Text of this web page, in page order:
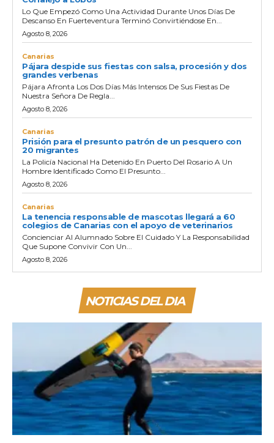
Lo Que Empezó Como Una Actividad Durante Unos Días De
Descanso En Fuerteventura Terminó Convirtiéndose En...
Agosto 8, 2026
Canarias
Pájara despide sus fiestas con salsa, procesión y dos
grandes verbenas
Pájara Afronta Los Dos Días Más Intensos De Sus Fiestas De
Nuestra Señora De Regla...
Agosto 8, 2026
Canarias
Prisión para el presunto patrón de un pesquero con
20 migrantes
La Policía Nacional Ha Detenido En Puerto Del Rosario A Un
Hombre Identificado Como El Presunto...
Agosto 8, 2026
Canarias
La tenencia responsable de mascotas llegará a 60
colegios de Canarias con el apoyo de veterinarios
Concienciar Al Alumnado Sobre El Cuidado Y La Responsabilidad
Que Supone Convivir Con Un...
Agosto 8, 2026
NOTICIAS DEL DIA